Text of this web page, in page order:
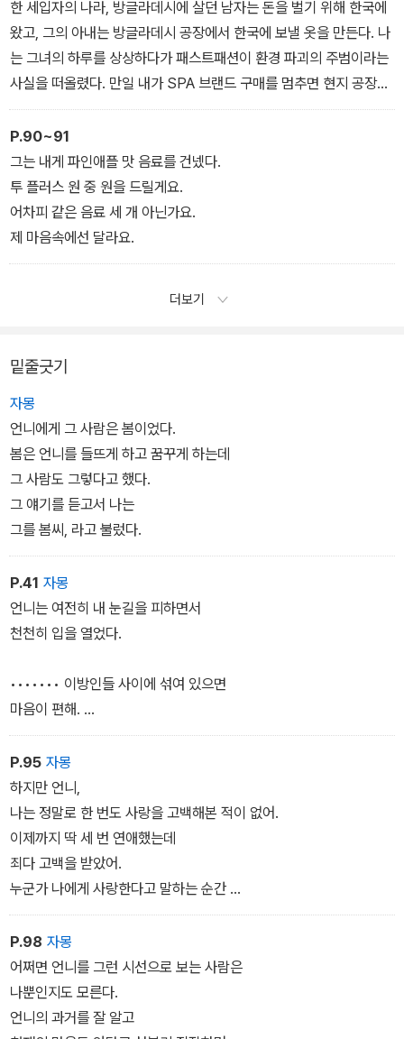
한 세입자의 나라, 방글라데시에 살던 남자는 돈을 벌기 위해 한국에
왔고, 그의 아내는 방글라데시 공장에서 한국에 보낼 옷을 만든다. 나
는 그녀의 하루를 상상하다가 패스트패션이 환경 파괴의 주범이라는
사실을 떠올렸다. 만일 내가 SPA 브랜드 구매를 멈추면 현지 공장에
서 일하는 여성 노동자는 어떤 일을 하게 되는 걸까.
P.90~91
그는 내게 파인애플 맛 음료를 건넸다.
투 플러스 원 중 원을 드릴게요.
어차피 같은 음료 세 개 아닌가요.
제 마음속에선 달라요.
더보기
밑줄긋기
자몽
언니에게 그 사람은 봄이었다.
봄은 언니를 들뜨게 하고 꿈꾸게 하는데
그 사람도 그렇다고 했다.
그 얘기를 듣고서 나는
그를 봄씨, 라고 불렀다.
P.41 자몽
언니는 여전히 내 눈길을 피하면서
천천히 입을 열었다.
••••••• 이방인들 사이에 섞여 있으면
마음이 편해.
나는 한국이 너무 답답하거든.
여기도 한국이잖아.
외국인이 많잖아.
그들한테 한국은
스쳐 지나가는 장소일 거야.
나도 그렇게 살고 싶어.
한곳에 머물며
모든 것에 마음 쓰고 싶지 않아.
P.95 자몽
하지만 언니,
나는 정말로 한 번도 사랑을 고백해본 적이 없어.
이제까지 딱 세 번 연애했는데
죄다 고백을 받았어.
누군가 나에게 사랑한다고 말하는 순간
나는 마음을 활짝 열어.
과할 정도로 많이 열어.
연애를 시작하면 매번 양보만 하고,
내가 원하는 건 일기장에 써.
어쩌면 나는 언니보다
P.98 자몽
어쩌면 언니를 그런 시선으로 보는 사람은
나뿐인지도 모른다.
언니의 과거를 잘 알고